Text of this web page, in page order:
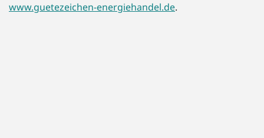
www.guetezeichen-energiehandel.de.